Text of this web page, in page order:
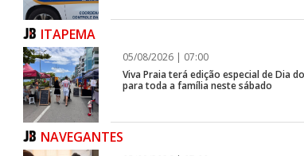
ITAPEMA
05/08/2026 | 07:00
Viva Praia terá edição especial de Dia
para toda a família neste sábado
NAVEGANTES